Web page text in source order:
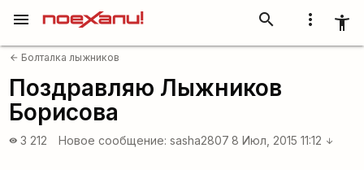
more_vert accessibility_new
search
menu
arrow_back Болталка лыжников
Поздравляю Лыжников
Борисова
visibility 3 212 Новое сообщение: sasha2807 8 Июл, 2015 11:12 arrow_downward